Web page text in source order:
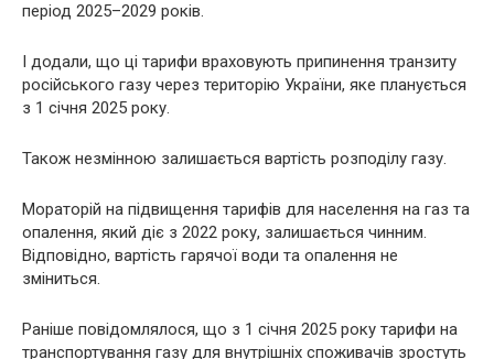
період 2025–2029 років.
І додали, що ці тарифи враховують припинення транзиту
російського газу через територію України, яке планується
з 1 січня 2025 року.
Також незмінною залишається вартість розподілу газу.
Мораторій на підвищення тарифів для населення на газ та
опалення, який діє з 2022 року, залишається чинним.
Відповідно, вартість гарячої води та опалення не
зміниться.
Раніше повідомлялося, що з 1 січня 2025 року тарифи на
транспортування газу для внутрішніх споживачів зростуть